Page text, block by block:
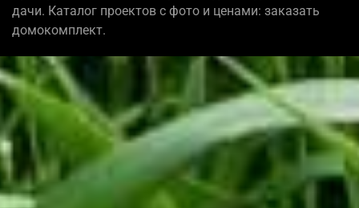
дачи. Каталог проектов с фото и ценами: заказать
домокомплект.